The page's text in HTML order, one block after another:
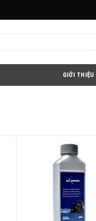
GIỚI THIỆU